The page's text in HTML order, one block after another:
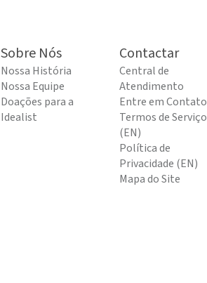
Sobre Nós
Nossa História
Nossa Equipe
Doações para a
Idealist
Contactar
Central de
Atendimento
Entre em Contato
Termos de Serviço
(EN)
Política de
Privacidade (EN)
Mapa do Site